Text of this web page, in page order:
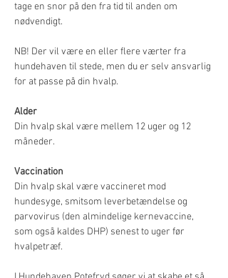
tage en snor på den fra tid til anden om
nødvendigt.
NB! Der vil være en eller flere værter fra
hundehaven til stede, men du er selv ansvarlig
for at passe på din hvalp.
Alder
Din hvalp skal være mellem 12 uger og 12
måneder.
Vaccination
Din hvalp skal være vaccineret mod
hundesyge, smitsom leverbetændelse og
parvovirus (den almindelige kernevaccine,
som også kaldes DHP) senest to uger før
hvalpetræf.